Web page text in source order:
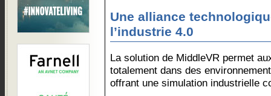
Une alliance
l’industrie 4.0
La solution de MiddleVR permet
totalement dans des
offrant une simulation industrielle